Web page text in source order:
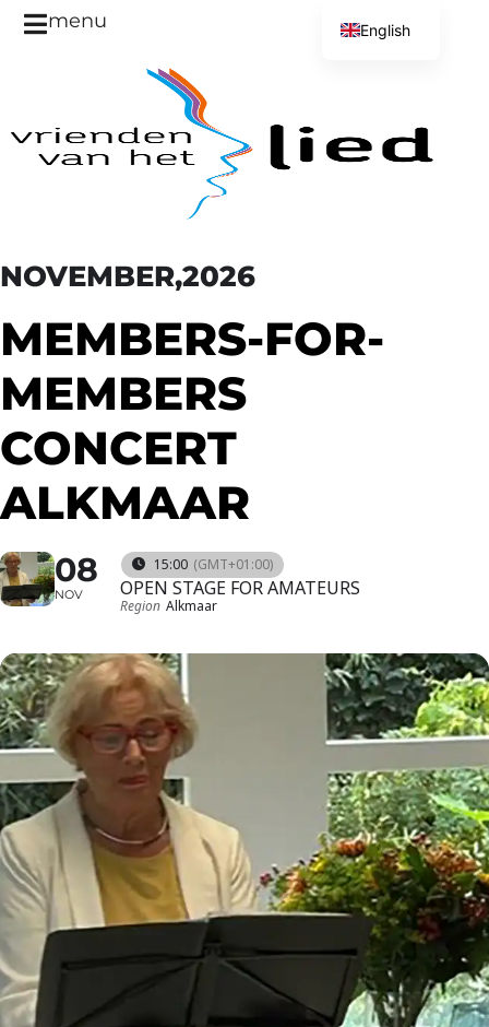
menu
NOVEMBER,2026
MEMBERS-FOR-
MEMBERS
CONCERT
ALKMAAR
08
NOV
15:00 (GMT+01:00)
OPEN STAGE FOR AMATEURS
Region Alkmaar
English